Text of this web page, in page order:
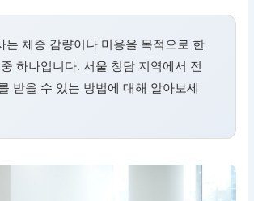
는 체중 감량이나 미용을 목적으로 한
하나입니다. 서울 청담 지역에서 전
받을 수 있는 방법에 대해 알아보세